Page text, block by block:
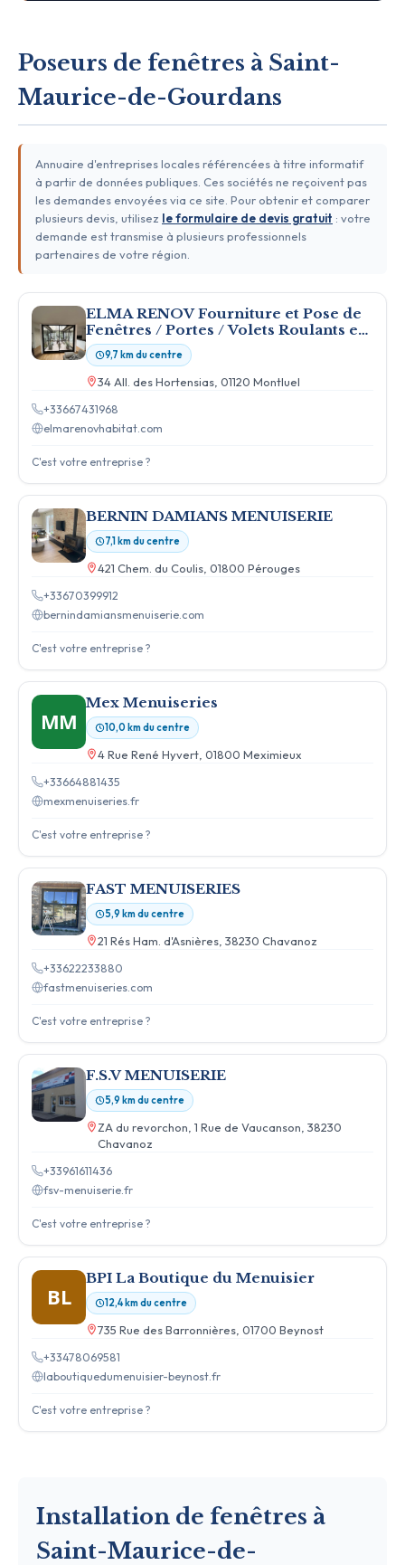
Poseurs de fenêtres à Saint-
Maurice-de-Gourdans
Annuaire d'entreprises locales référencées à titre informatif
à partir de données publiques. Ces sociétés ne reçoivent pas
les demandes envoyées via ce site. Pour obtenir et comparer
plusieurs devis, utilisez le formulaire de devis gratuit : votre
demande est transmise à plusieurs professionnels
partenaires de votre région.
ELMA RENOV Fourniture et Pose de
Fenêtres / Portes / Volets Roulants en
PVC / BOIS / ALU à LYON -
INSTALLATEUR SPECIALISE
9,7 km du centre
34 All. des Hortensias, 01120 Montluel
+33667431968
elmarenovhabitat.com
C'est votre entreprise ?
BERNIN DAMIANS MENUISERIE
7,1 km du centre
421 Chem. du Coulis, 01800 Pérouges
+33670399912
bernindamiansmenuiserie.com
C'est votre entreprise ?
MM
Mex Menuiseries
10,0 km du centre
4 Rue René Hyvert, 01800 Meximieux
+33664881435
mexmenuiseries.fr
C'est votre entreprise ?
FAST MENUISERIES
5,9 km du centre
21 Rés Ham. d'Asnières, 38230 Chavanoz
+33622233880
fastmenuiseries.com
C'est votre entreprise ?
F.S.V MENUISERIE
5,9 km du centre
ZA du revorchon, 1 Rue de Vaucanson, 38230
Chavanoz
+33961611436
fsv-menuiserie.fr
C'est votre entreprise ?
BL
BPI La Boutique du Menuisier
12,4 km du centre
735 Rue des Barronnières, 01700 Beynost
+33478069581
laboutiquedumenuisier-beynost.fr
C'est votre entreprise ?
Installation de fenêtres à
Saint-Maurice-de-